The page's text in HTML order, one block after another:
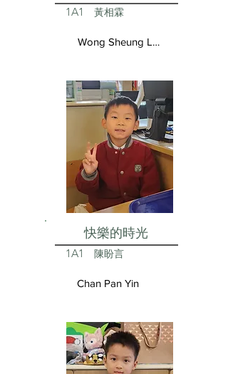
1A1 黃相霖
Wong Sheung Lam
快樂的時光
1A1 陳盼言
Chan Pan Yin